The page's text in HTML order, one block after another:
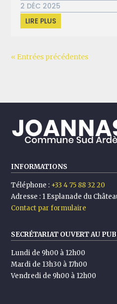
2 DÉC 2025
LIRE PLUS
« Entrées précédentes
INFORMATIONS
Téléphone : +33 4 75 88 32 20
Adresse : 1 Esplanade du
Contact par formulaire
SECRÉTARIAT OUVERT AU
Lundi de 9h00 à 12h00
Mardi de 13h30 à 17h00
Vendredi de 9h00 à 12h00